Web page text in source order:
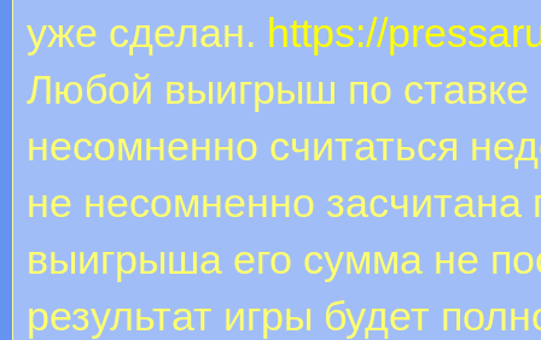
уже сделан. https://
Любой выигрыш по
несомненно считаться
не несомненно
выигрыша его сумма не
результат игры будет